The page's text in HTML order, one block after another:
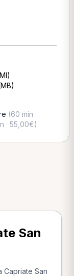
(60 min ·
· 55,00€)
San
Capriate San